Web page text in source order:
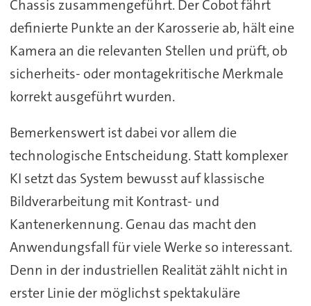
Chassis zusammengeführt. Der Cobot fährt
definierte Punkte an der Karosserie ab, hält eine
Kamera an die relevanten Stellen und prüft, ob
sicherheits- oder montagekritische Merkmale
korrekt ausgeführt wurden.
Bemerkenswert ist dabei vor allem die
technologische Entscheidung. Statt komplexer
KI setzt das System bewusst auf klassische
Bildverarbeitung mit Kontrast- und
Kantenerkennung. Genau das macht den
Anwendungsfall für viele Werke so interessant.
Denn in der industriellen Realität zählt nicht in
erster Linie der möglichst spektakuläre